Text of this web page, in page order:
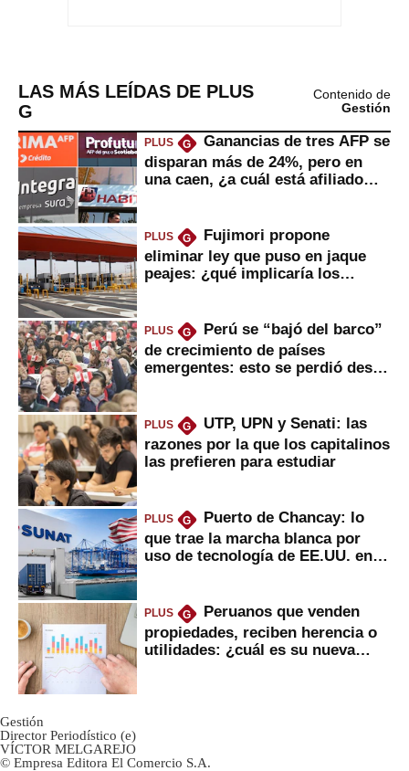
LAS MÁS LEÍDAS DE PLUS
G
Contenido de
Gestión
PLUS G
Ganancias de tres AFP se
disparan más de 24%, pero en
una caen, ¿a cuál está afiliado
PLUS G
Fujimori propone
eliminar ley que puso en jaque
peajes: ¿qué implicaría los
PLUS G
Perú se “bajó del barco”
de crecimiento de países
emergentes: esto se perdió desde
PLUS G
UTP, UPN y Senati: las
razones por la que los capitalinos
las prefieren para estudiar
PLUS G
Puerto de Chancay: lo
que trae la marcha blanca por
uso de tecnología de EE.UU. en
PLUS G
Peruanos que venden
propiedades, reciben herencia o
utilidades: ¿cuál es su nueva
Gestión
Director Periodístico (e)
VÍCTOR MELGAREJO
© Empresa Editora El Comercio S.A.